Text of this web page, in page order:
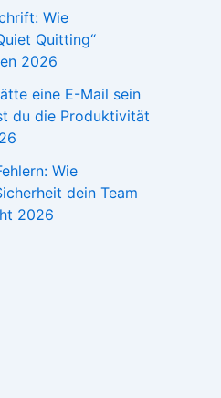
Wie
Quitting“
2026
eine E-Mail sein
du die Produktivität
Wie
dein Team
2026